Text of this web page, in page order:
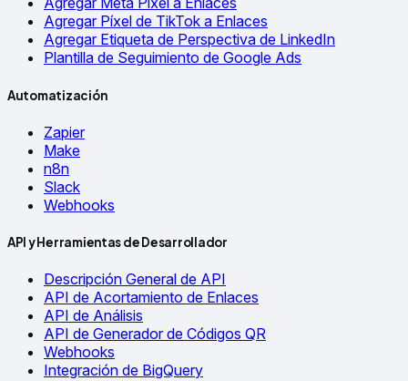
Agregar Píxel de TikTok a Enlaces
Agregar Etiqueta de Perspectiva de LinkedIn
Plantilla de Seguimiento de Google Ads
Automatización
Zapier
Make
n8n
Slack
Webhooks
API y Herramientas de Desarrollador
Descripción General de API
API de Acortamiento de Enlaces
API de Análisis
API de Generador de Códigos QR
Webhooks
Integración de BigQuery